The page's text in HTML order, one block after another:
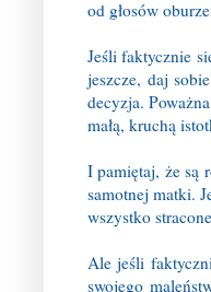
od głosów
Jeśli faktycznie
jeszcze, daj
decyzja.
małą, kruchą
I pamiętaj, że są
samotnej matki.
wszystko
Ale jeśli
swojego